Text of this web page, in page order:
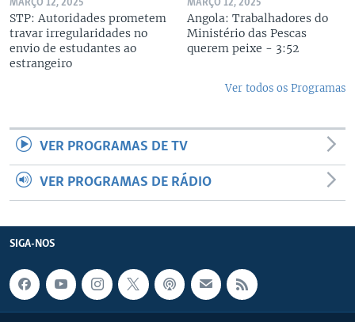
MARÇO 12, 2025
STP: Autoridades prometem
travar irregularidades no
envio de estudantes ao
estrangeiro
MARÇO 12, 2025
Angola: Trabalhadores do
Ministério das Pescas
querem peixe - 3:52
Ver todos os Programas
VER PROGRAMAS DE TV
VER PROGRAMAS DE RÁDIO
SIGA-NOS